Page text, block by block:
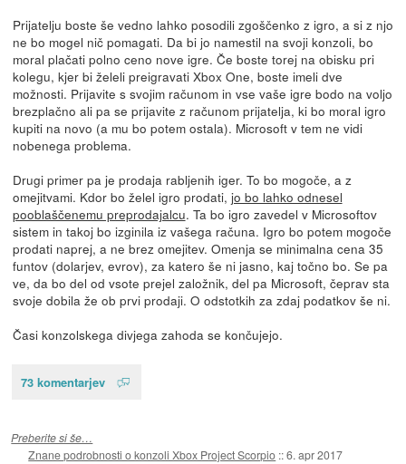
Prijatelju boste še vedno lahko posodili zgoščenko z igro, a si z njo
ne bo mogel nič pomagati. Da bi jo namestil na svoji konzoli, bo
moral plačati polno ceno nove igre. Če boste torej na obisku pri
kolegu, kjer bi želeli preigravati Xbox One, boste imeli dve
možnosti. Prijavite s svojim računom in vse vaše igre bodo na voljo
brezplačno ali pa se prijavite z računom prijatelja, ki bo moral igro
kupiti na novo (a mu bo potem ostala). Microsoft v tem ne vidi
nobenega problema.
Drugi primer pa je prodaja rabljenih iger. To bo mogoče, a z
omejitvami. Kdor bo želel igro prodati, jo bo lahko odnesel
pooblaščenemu preprodajalcu. Ta bo igro zavedel v Microsoftov
sistem in takoj bo izginila iz vašega računa. Igro bo potem mogoče
prodati naprej, a ne brez omejitev. Omenja se minimalna cena 35
funtov (dolarjev, evrov), za katero še ni jasno, kaj točno bo. Se pa
ve, da bo del od vsote prejel založnik, del pa Microsoft, čeprav sta
svoje dobila že ob prvi prodaji. O odstotkih za zdaj podatkov še ni.
Časi konzolskega divjega zahoda se končujejo.
73 komentarjev
Preberite si še…
Znane podrobnosti o konzoli Xbox Project Scorpio ::6. apr 2017